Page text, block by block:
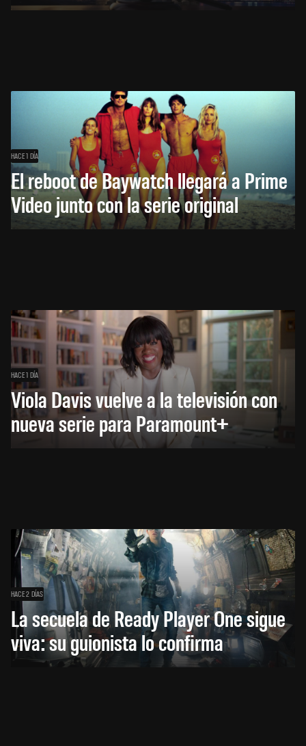
HACE 1 DÍA
El reboot de Baywatch llegará a Prime
Video junto con la serie original
HACE 1 DÍA
Viola Davis vuelve a la televisión con
nueva serie para Paramount+
HACE 2 DÍAS
La secuela de Ready Player One sigue
viva: su guionista lo confirma